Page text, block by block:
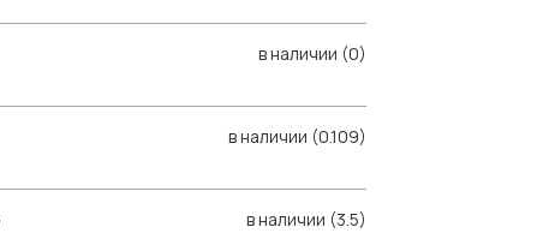
в наличии (0)
в наличии (0.109)
в наличии (3.5)